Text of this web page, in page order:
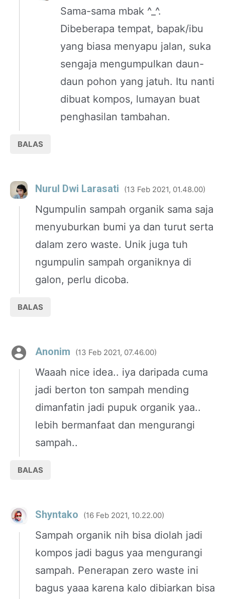
BALAS
Sama-sama mbak ^_^.
Dibeberapa tempat, bapak/ibu
yang biasa menyapu jalan, suka
sengaja mengumpulkan daun-
daun pohon yang jatuh. Itu nanti
dibuat kompos, lumayan buat
penghasilan tambahan.
Nurul Dwi Larasati 13 Feb 2021, 01.48.00
Ngumpulin sampah organik sama saja
menyuburkan bumi ya dan turut serta
dalam zero waste. Unik juga tuh
ngumpulin sampah organiknya di
galon, perlu dicoba.
BALAS
Anonim 13 Feb 2021, 07.46.00
Waaah nice idea.. iya daripada cuma
jadi berton ton sampah mending
dimanfatin jadi pupuk organik yaa..
lebih bermanfaat dan mengurangi
sampah..
BALAS
Shyntako 16 Feb 2021, 10.22.00
Sampah organik nih bisa diolah jadi
kompos jadi bagus yaa mengurangi
sampah. Penerapan zero waste ini
bagus yaaa karena kalo dibiarkan bisa